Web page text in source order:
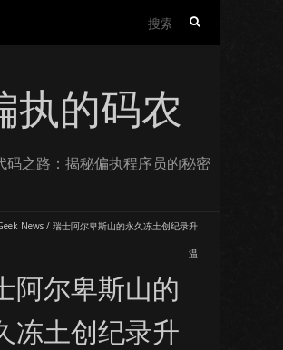
执的码农
码之路：揭秘偏执程序员的秘密
News / 瑞士阿尔卑斯山的永久冻土创纪录升
温
阿尔卑斯山的
冻土创纪录升